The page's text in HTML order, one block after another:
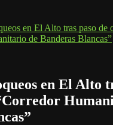
en El Alto tras paso de
de Banderas Blancas”
en El Alto